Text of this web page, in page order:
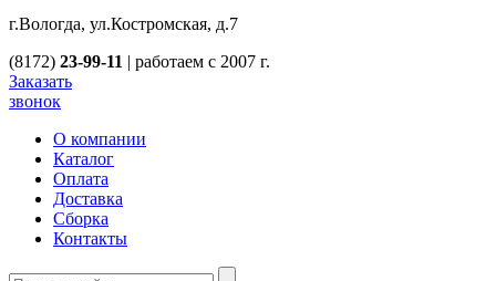
г.Вологда, ул.Костромская, д.7
(8172) 23-99-11 | работаем с 2007 г.
Заказать
звонок
О компании
Каталог
Оплата
Доставка
Сборка
Контакты